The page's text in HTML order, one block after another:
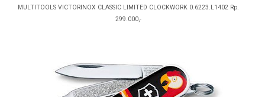
MULTITOOLS VICTORINOX CLASSIC LIMITED CLOCKWORK 0.6223.L1402 Rp.
299.000,-